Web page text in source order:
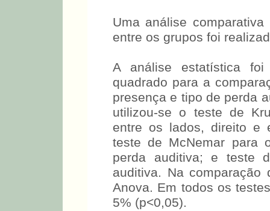
Uma análise
entre os grupos foi
A análise estatística
quadrado para a
presença e tipo de perda
utilizou-se o teste de
entre os lados, direito e
teste de McNemar para
perda auditiva; e teste
auditiva. Na
Anova. Em todos os
5% (p<0,05).